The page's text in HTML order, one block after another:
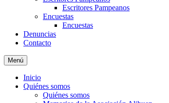
Escritores Pampeanos
Encuestas
Encuestas
Denuncias
Contacto
Menú
Inicio
Quiénes somos
Quiénes somos